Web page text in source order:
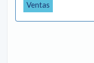
Ventas